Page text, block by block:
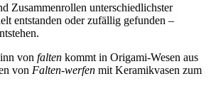
Zusammenrollen unterschiedlichster
entstanden oder zufällig gefunden –
von falten kommt in Origami-Wesen aus
von Falten-werfen mit Keramikvasen zum